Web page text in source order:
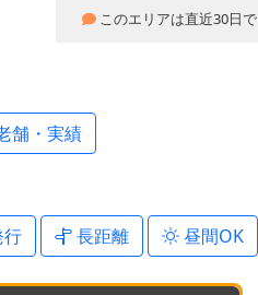
このエリアは直近30日で
舗・実績
行 長距離 昼間OK